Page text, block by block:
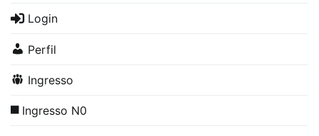
Login
Perfil
Ingresso
Ingresso N0